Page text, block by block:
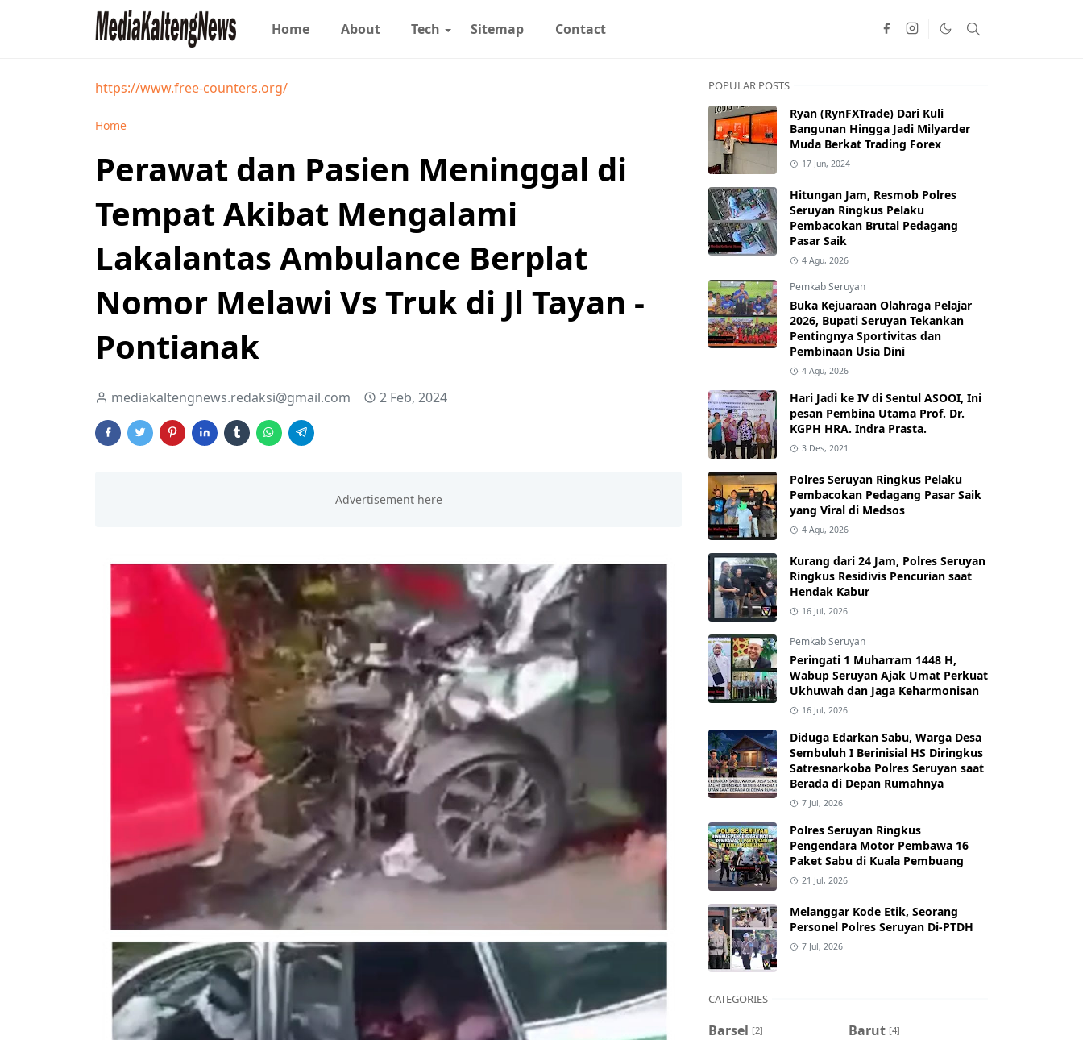
Home About Tech Sitemap Contact
https://www.free-counters.org/
Home
Perawat dan Pasien Meninggal di
Tempat Akibat Mengalami
Lakalantas Ambulance Berplat
Nomor Melawi Vs Truk di Jl Tayan -
Pontianak
mediakaltengnews.redaksi@gmail.com 2 Feb, 2024
POPULAR POSTS
Ryan (RynFXTrade) Dari Kuli
Bangunan Hingga Jadi Milyarder
Muda Berkat Trading Forex
17 Jun, 2024
Hitungan Jam, Resmob Polres
Seruyan Ringkus Pelaku
Pembacokan Brutal Pedagang
Pasar Saik
4 Agu, 2026
Pemkab Seruyan
Buka Kejuaraan Olahraga Pelajar
2026, Bupati Seruyan Tekankan
Pentingnya Sportivitas dan
Pembinaan Usia Dini
4 Agu, 2026
Hari Jadi ke IV di Sentul ASOOI, Ini
pesan Pembina Utama Prof. Dr.
KGPH HRA. Indra Prasta.
3 Des, 2021
Polres Seruyan Ringkus Pelaku
Pembacokan Pedagang Pasar Saik
yang Viral di Medsos
4 Agu, 2026
Kurang dari 24 Jam, Polres Seruyan
Ringkus Residivis Pencurian saat
Hendak Kabur
16 Jul, 2026
Pemkab Seruyan
Peringati 1 Muharram 1448 H,
Wabup Seruyan Ajak Umat Perkuat
Ukhuwah dan Jaga Keharmonisan
16 Jul, 2026
Diduga Edarkan Sabu, Warga Desa
Sembuluh I Berinisial HS Diringkus
Satresnarkoba Polres Seruyan saat
Berada di Depan Rumahnya
7 Jul, 2026
Polres Seruyan Ringkus
Pengendara Motor Pembawa 16
Paket Sabu di Kuala Pembuang
21 Jul, 2026
Melanggar Kode Etik, Seorang
Personel Polres Seruyan Di-PTDH
7 Jul, 2026
CATEGORIES
Barsel [2] Barut [4]